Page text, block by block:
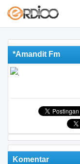
*Amandit Fm
Komentar